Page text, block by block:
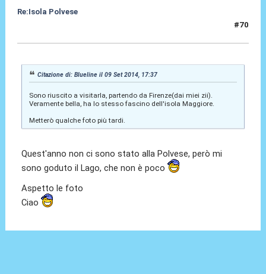
Re:Isola Polvese
#70
Citazione di: Blueline il 09 Set 2014, 17:37
Sono riuscito a visitarla, partendo da Firenze(dai miei zii).
Veramente bella, ha lo stesso fascino dell'isola Maggiore.
Metterò qualche foto più tardi.
Quest'anno non ci sono stato alla Polvese, però mi
sono goduto il Lago, che non è poco
Aspetto le foto
Ciao